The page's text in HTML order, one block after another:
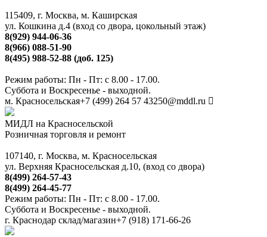
115409, г. Москва, м. Каширская
ул. Кошкина д.4 (вход со двора, цокольный этаж)
8(929) 944-06-36
8(966) 088-51-90
8(495) 988-52-88 (доб. 125)
Режим работы: Пн - Пт: с 8.00 - 17.00.
Суббота и Воскресенье - выходной.
м. Красносельская+7 (499) 264 57 43250@mddl.ru
МИДЛ на Красносельской
Розничная торговля и ремонт
107140, г. Москва, м. Красносельская
ул. Верхняя Красносельская д.10, (вход со двора)
8(499) 264-57-43
8(499) 264-45-77
Режим работы: Пн - Пт: с 8.00 - 17.00.
Суббота и Воскресенье - выходной.
г. Краснодар склад/магазин+7 (918) 171-66-26